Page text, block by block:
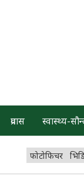
प्रवास स्वास्थ्य-
फोटोफिचर